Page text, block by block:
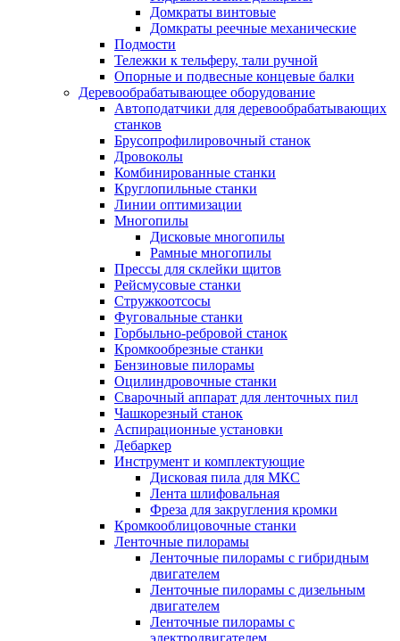
Домкраты винтовые
Домкраты реечные механические
Подмости
Тележки к тельферу, тали ручной
Опорные и подвесные концевые балки
Деревообрабатывающее оборудование
Автоподатчики для деревообрабатывающих
станков
Брусопрофилировочный станок
Дровоколы
Комбинированные станки
Круглопильные станки
Линии оптимизации
Многопилы
Дисковые многопилы
Рамные многопилы
Прессы для склейки щитов
Рейсмусовые станки
Стружкоотсосы
Фуговальные станки
Горбыльно-ребровой станок
Кромкообрезные станки
Бензиновые пилорамы
Оцилиндровочные станки
Сварочный аппарат для ленточных пил
Чашкорезный станок
Аспирационные установки
Дебаркер
Инструмент и комплектующие
Дисковая пила для МКС
Лента шлифовальная
Фреза для закругления кромки
Кромкооблицовочные станки
Ленточные пилорамы
Ленточные пилорамы с гибридным
двигателем
Ленточные пилорамы с дизельным
двигателем
Ленточные пилорамы с
электродвигателем